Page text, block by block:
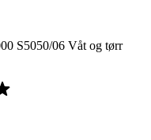
S5050/06 Våt og tørr